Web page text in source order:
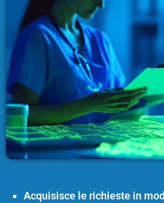
Acquisisce le richieste in